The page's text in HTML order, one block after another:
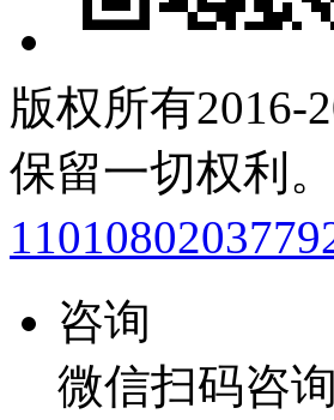
版权所有2016-
保留一切权利。
咨询
微信扫码咨询